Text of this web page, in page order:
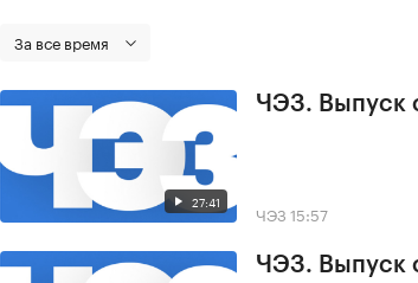
За все время
27:41
ЧЭЗ. Выпуск
ЧЭЗ 15:57
ЧЭЗ. Выпуск